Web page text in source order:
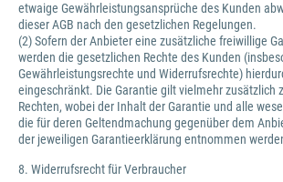
etwaige Gewährleistungsansprüche des Kunden
dieser AGB nach den gesetzlichen Regelungen.
(2) Sofern der Anbieter eine zusätzliche freiwillige
werden die gesetzlichen Rechte des Kunden
Gewährleistungsrechte und Widerrufsrechte)
eingeschränkt. Die Garantie gilt vielmehr zusätzlich
Rechten, wobei der Inhalt der Garantie und alle
die für deren Geltendmachung gegenüber dem
der jeweiligen Garantieerklärung entnommen
8. Widerrufsrecht für Verbraucher